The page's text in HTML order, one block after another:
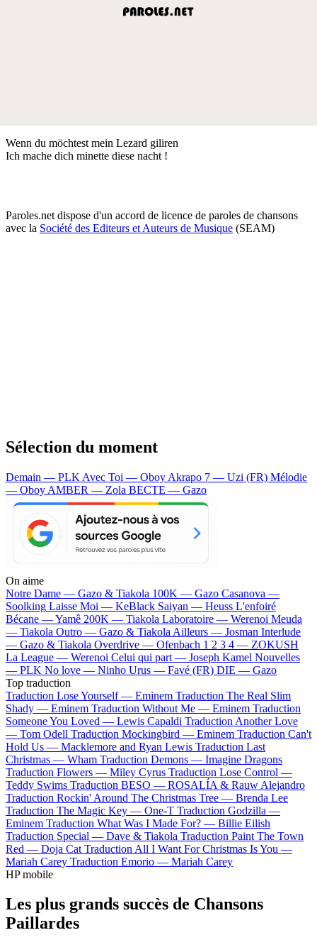
Wenn du möchtest mein Lezard giliren
Ich mache dich minette diese nacht !
Paroles.net dispose d'un accord de licence de paroles de chansons
avec la Société des Editeurs et Auteurs de Musique (SEAM)
Sélection du moment
Demain — PLK Avec Toi — Oboy Akrapo 7 — Uzi (FR) Mélodie
— Oboy AMBER — Zola BECTE — Gazo
On aime
Notre Dame — Gazo & Tiakola 100K — Gazo Casanova —
Soolking Laisse Moi — KeBlack Saiyan — Heuss L'enfoiré
Bécane —Yamê 200K — Tiakola Laboratoire — Werenoi Meuda
— Tiakola Outro — Gazo & Tiakola Ailleurs — Josman Interlude
— Gazo & Tiakola Overdrive — Ofenbach 1 2 3 4 — ZOKUSH
La League — Werenoi Celui qui part — Joseph Kamel Nouvelles
— PLK No love — Ninho Urus — Favé (FR) DIE — Gazo
Top traduction
Traduction Lose Yourself — Eminem Traduction The Real Slim
Shady — Eminem Traduction Without Me — Eminem Traduction
Someone You Loved — Lewis Capaldi Traduction Another Love
— Tom Odell Traduction Mockingbird — Eminem Traduction Can't
Hold Us — Macklemore and Ryan Lewis Traduction Last
Christmas — Wham Traduction Demons — Imagine Dragons
Traduction Flowers — Miley Cyrus Traduction Lose Control —
Teddy Swims Traduction BESO — ROSALÍA & Rauw Alejandro
Traduction Rockin' Around The Christmas Tree — Brenda Lee
Traduction The Magic Key — One-T Traduction Godzilla —
Eminem Traduction What Was I Made For? — Billie Eilish
Traduction Special — Dave & Tiakola Traduction Paint The Town
Red — Doja Cat Traduction All I Want For Christmas Is You —
Mariah Carey Traduction Emorio — Mariah Carey
HP mobile
Les plus grands succès de Chansons
Paillardes